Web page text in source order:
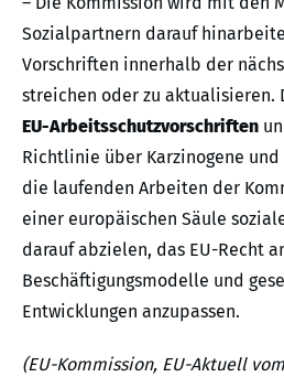
Sozialpartnern darauf
Vorschriften innerhalb der
streichen oder zu aktualisieren.
EU-Arbeitsschutzvorschriften
Richtlinie über Karzinogene und
die laufenden Arbeiten der
einer europäischen Säule
darauf abzielen, das EU-Recht
Beschäftigungsmodelle und
Entwicklungen anzupassen.
(EU-Kommission, EU-Aktuell